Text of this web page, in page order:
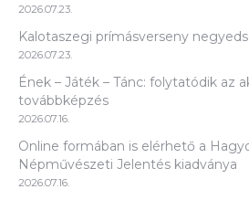
2026.07.23.
Kalotaszegi prímásverseny
2026.07.23.
Ének – Játék – Tánc: folytatódik az
továbbképzés
2026.07.16.
Online formában is elérhető a
Népművészeti Jelentés kiadványa
2026.07.16.